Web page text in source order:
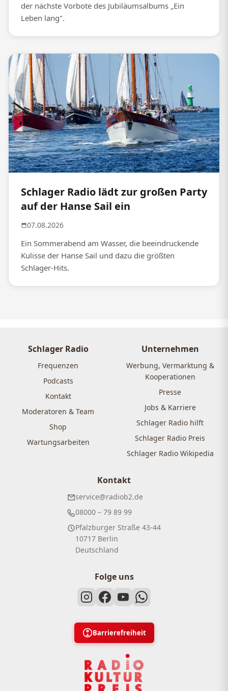
der nächste Vorbote des Jubiläumsalbums „Ein
Leben lang".
Schlager Radio lädt zur großen Party
auf der Hanse Sail ein
07.08.2026
Ein Sommerabend am Wasser, die beeindruckende
Kulisse der Hanse Sail und dazu die größten
Schlager-Hits.
Schlager Radio
Frequenzen
Podcasts
Kontakt
Moderatoren & Team
Shop
Wartungsarbeiten
Unternehmen
Werbung, Vermarktung &
Kooperationen
Presse
Jobs & Karriere
Schlager Radio hilft
Schlager Radio Preis
Schlager Radio Wikipedia
Kontakt
service@radiob2.de
08000 – 79 89 99
Pfalzburger Straße 43-44
10717 Berlin
Deutschland
Folge uns
Barrierefreiheit